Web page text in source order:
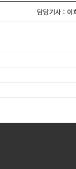
담당기사 : 이